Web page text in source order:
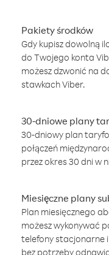
Pakiety środków
Gdy kupisz dowolną
do Twojego konta
możesz dzwonić na
stawkach Viber.
30-dniowe plany
30-dniowy plan
połączeń
przez okres 30 dni w
Miesięczne plany
Plan miesięcznego
możesz wykonywać
telefony stacjonarne
bez potrzeby